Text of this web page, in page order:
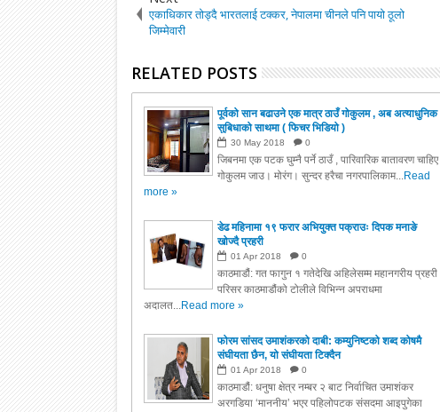
एकाधिकार तोड्दै भारतलाई टक्कर, नेपालमा चीनले पनि पायो ठूलो
जिम्मेवारी
RELATED POSTS
पूर्वको सान बढाउने एक मात्र ठाउँ गोकुलम , अब अत्याधुनिक
सुबिधाको साथमा ( फिचर भिडियो )
30 May 2018 0
जिबनमा एक पटक घुम्नै पर्ने ठाउँ , पारिवारिक बातावरण चाहिए
गोकुलम जाउ। मोरंग। सुन्दर हरैचा नगरपालिकाम...Read
more »
डेढ महिनामा १९ फरार अभियुक्त पक्राउः दिपक मनाङे
खोज्दै प्रहरी
01 Apr 2018 0
काठमाडौं: गत फागुन १ गतेदेखि अहिलेसम्म महानगरीय प्रहरी
परिसर काठमाडौंको टोलीले विभिन्न अपराधमा
अदालत...Read more »
फोरम सांसद उमाशंकरको दाबी: कम्युनिष्टको शब्द कोषमै
संघीयता छैन, यो संघीयता टिक्दैन
01 Apr 2018 0
काठमाडौं: धनुषा क्षेत्र नम्बर २ बाट निर्वाचित उमाशंकर
अरगडिया ‘माननीय’ भएर पहिलोपटक संसदमा आइपुगेका